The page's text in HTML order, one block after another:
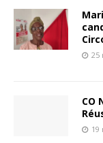
25
CO
19